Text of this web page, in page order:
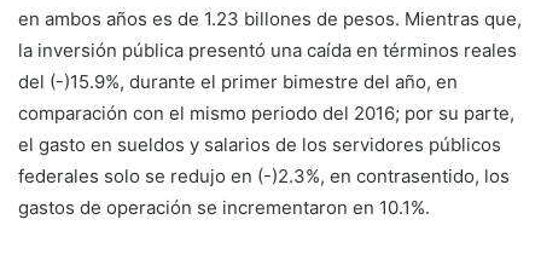
en ambos años es de 1.23 billones de pesos. Mientras que,
la inversión pública presentó una caída en términos reales
del (-)15.9%, durante el primer bimestre del año, en
comparación con el mismo periodo del 2016; por su parte,
el gasto en sueldos y salarios de los servidores públicos
federales solo se redujo en (-)2.3%, en contrasentido, los
gastos de operación se incrementaron en 10.1%.